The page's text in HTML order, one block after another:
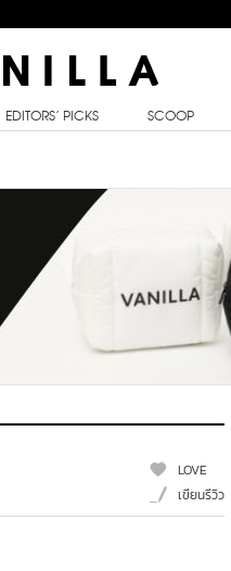
EDITORS’ PICKS SCOOP
LOVE
เขียนรีวิว